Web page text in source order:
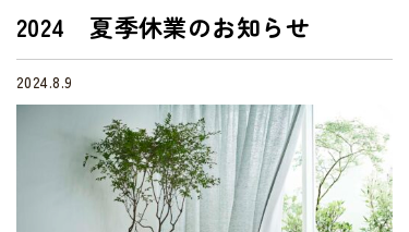
2024 夏季休業のお知らせ
2024.8.9